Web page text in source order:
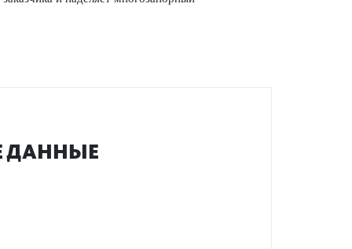
ДАННЫЕ